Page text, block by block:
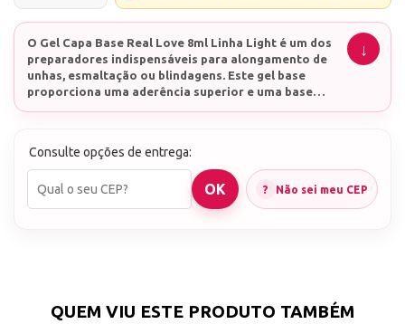
O Gel Capa Base Real Love 8ml Linha Light é um dos
preparadores indispensáveis para alongamento de
unhas, esmaltação ou blindagens. Este gel base
proporciona uma aderência superior e uma base
Detalhes do Produto
e faz parte da Linha Light, conhecida por sua
fórmula leve e eficiente. Este gel é ideal para
preparar as unhas para diversas técnicas,
oferecendo uma base resistente e durável.
O que tem no Gel Capa Base Real Love
Tipo: Gel capa base
Consulte opções de entrega:
Não sei meu CEP
QUEM VIU ESTE PRODUTO TAMBÉM